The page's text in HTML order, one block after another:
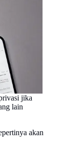
jika
lain
akan